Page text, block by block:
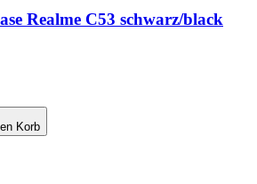
Realme C53 schwarz/black
Korb